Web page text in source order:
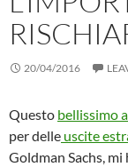
20/04/2016
Questo bellissimo
per delle uscite
Goldman Sachs,